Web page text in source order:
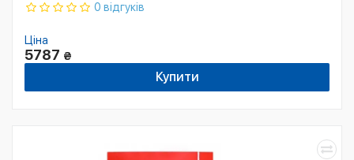
0 відгуків
Ціна
5787 ₴
Купити